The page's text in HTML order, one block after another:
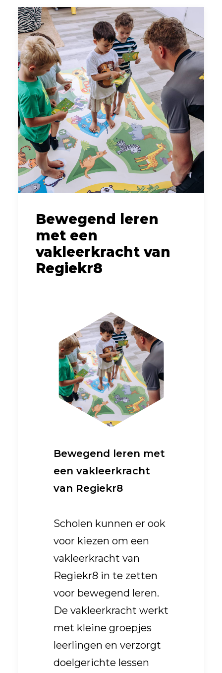
Bewegend leren
met een
vakleerkracht van
Regiekr8
Bewegend leren met
een vakleerkracht
van Regiekr8
Scholen kunnen er ook
voor kiezen om een
vakleerkracht van
Regiekr8 in te zetten
voor bewegend leren.
De vakleerkracht werkt
met kleine groepjes
leerlingen en verzorgt
doelgerichte lessen